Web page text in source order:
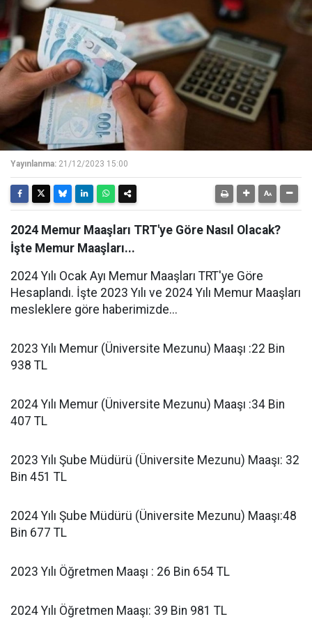
Yayınlanma: 21/12/2023 15:00
2024 Memur Maaşları TRT'ye Göre Nasıl Olacak?
İşte Memur Maaşları...
2024 Yılı Ocak Ayı Memur Maaşları TRT'ye Göre
Hesaplandı. İşte 2023 Yılı ve 2024 Yılı Memur Maaşları
mesleklere göre haberimizde...
2023 Yılı Memur (Üniversite Mezunu) Maaşı :22 Bin
938 TL
2024 Yılı Memur (Üniversite Mezunu) Maaşı :34 Bin
407 TL
2023 Yılı Şube Müdürü (Üniversite Mezunu) Maaşı: 32
Bin 451 TL
2024 Yılı Şube Müdürü (Üniversite Mezunu) Maaşı:48
Bin 677 TL
2023 Yılı Öğretmen Maaşı : 26 Bin 654 TL
2024 Yılı Öğretmen Maaşı: 39 Bin 981 TL